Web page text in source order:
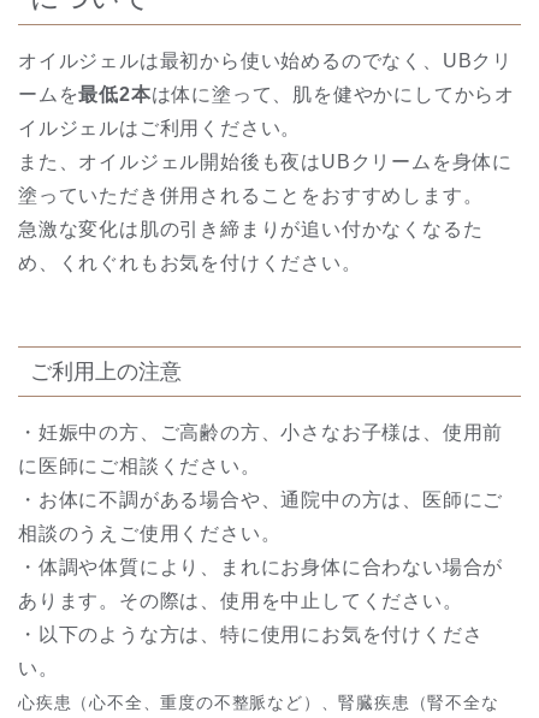
オイルジェルは最初から使い始めるのでなく、UBクリ
ームを最低2本は体に塗って、肌を健やかにしてからオ
イルジェルはご利用ください。
また、オイルジェル開始後も夜はUBクリームを身体に
塗っていただき併用されることをおすすめします。
急激な変化は肌の引き締まりが追い付かなくなるた
め、くれぐれもお気を付けください。
ご利用上の注意
・妊娠中の方、ご高齢の方、小さなお子様は、使用前
に医師にご相談ください。
・お体に不調がある場合や、通院中の方は、医師にご
相談のうえご使用ください。
・体調や体質により、まれにお身体に合わない場合が
あります。その際は、使用を中止してください。
・以下のような方は、特に使用にお気を付けくださ
い。
心疾患（心不全、重度の不整脈など）、腎臓疾患（腎不全な